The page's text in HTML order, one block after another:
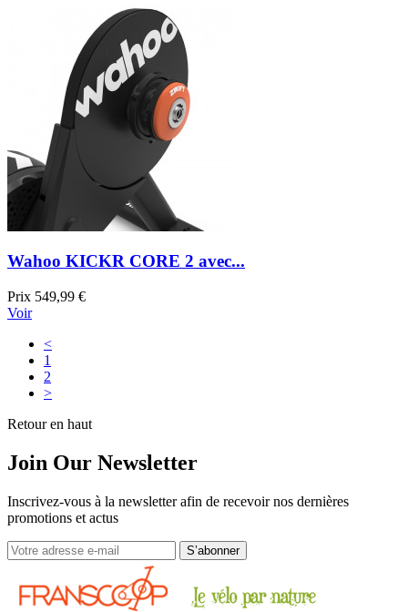
Wahoo KICKR CORE 2 avec...
Prix 549,99 €
Voir
<
1
2
>
Retour en haut
Join Our Newsletter
Inscrivez-vous à la newsletter afin de recevoir nos dernières
promotions et actus